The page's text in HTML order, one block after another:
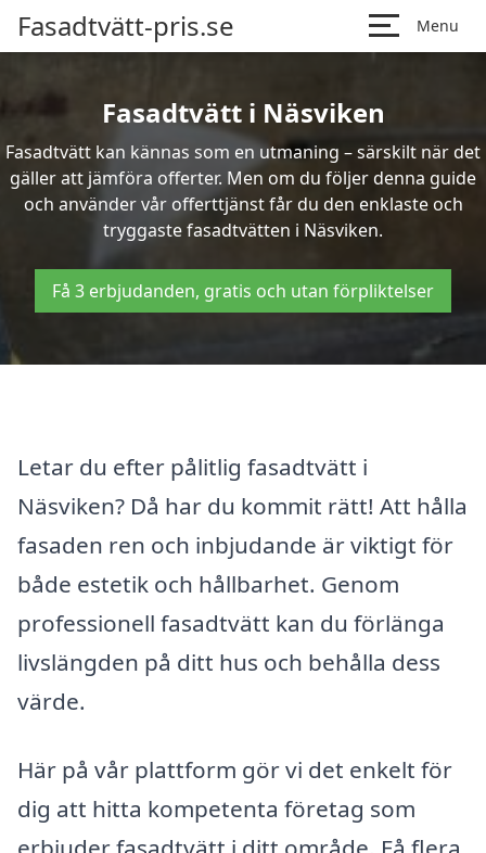
Fasadtvätt-pris.se Menu
Fasadtvätt i Näsviken
Fasadtvätt kan kännas som en utmaning – särskilt när det
gäller att jämföra offerter. Men om du följer denna guide
och använder vår offerttjänst får du den enklaste och
tryggaste fasadtvätten i Näsviken.
Få 3 erbjudanden, gratis och utan förpliktelser
Letar du efter pålitlig fasadtvätt i
Näsviken? Då har du kommit rätt! Att hålla
fasaden ren och inbjudande är viktigt för
både estetik och hållbarhet. Genom
professionell fasadtvätt kan du förlänga
livslängden på ditt hus och behålla dess
värde.
Här på vår plattform gör vi det enkelt för
dig att hitta kompetenta företag som